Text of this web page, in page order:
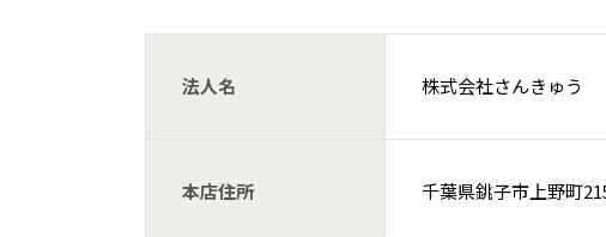
法人名 株式会社さんきゅう
本店住所 千葉県銚子市上野町